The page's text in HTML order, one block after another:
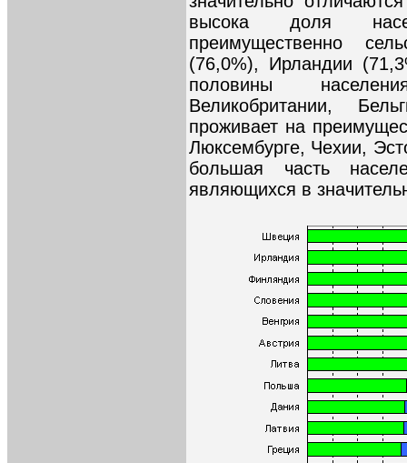
высока доля
преимущественно
(76,0%), Ирландии
половины
Великобритании,
проживает на
Люксембурге, Чехии,
большая часть
являющихся в